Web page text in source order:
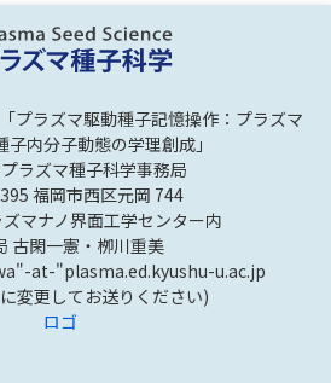
プラズマ駆動種子記憶操作：プラズマ
内分子動態の学理創成」
ラズマ種子科学事務局
福岡市西区元岡 744
マナノ界面工学センター内
古閑一憲・栁川重美
at-"plasma.ed.kyushu-u.ac.jp
変更してお送りください)
ロゴ